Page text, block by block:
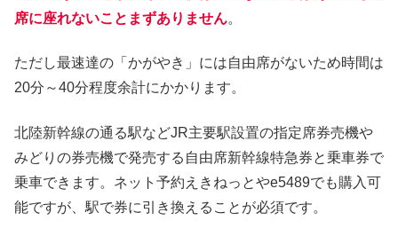
席に座れないことまずありません。
ただし最速達の「かがやき」には自由席がないため時間は
20分～40分程度余計にかかります。
北陸新幹線の通る駅などJR主要駅設置の指定席券売機や
みどりの券売機で発売する自由席新幹線特急券と乗車券で
乗車できます。ネット予約えきねっとやe5489でも購入可
能ですが、駅で券に引き換えることが必須です。